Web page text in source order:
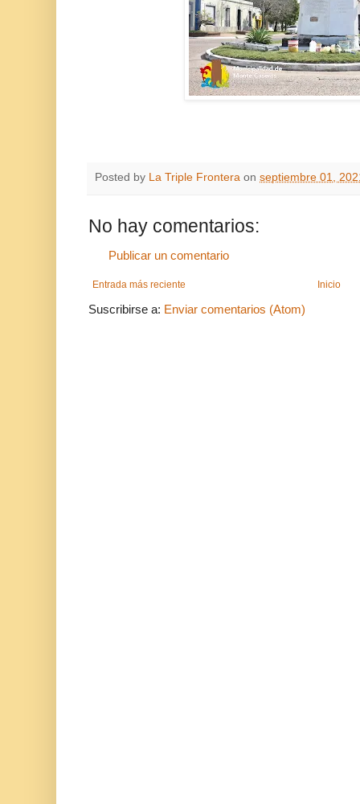
Posted by La Triple Frontera on septiembre 01,
No hay comentarios:
Publicar un comentario
Entrada más reciente Inicio
Suscribirse a: Enviar comentarios (Atom)